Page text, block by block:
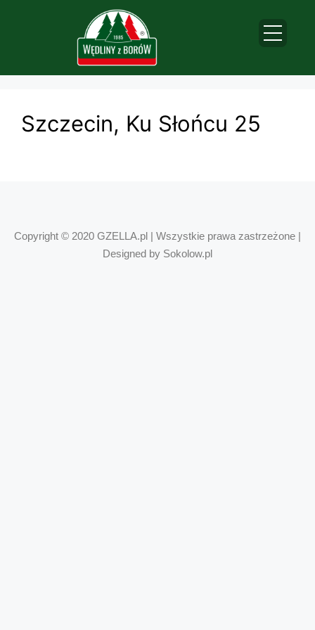
Szczecin, Ku Słońcu 25
Copyright © 2020 GZELLA.pl | Wszystkie prawa zastrzeżone |
Designed by Sokolow.pl